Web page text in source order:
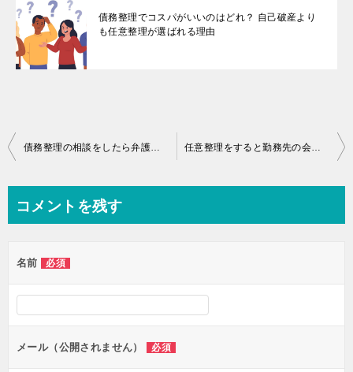
債務整理でコスパがいいのはどれ？ 自己破産より
も任意整理が選ばれる理由
投
ビ
ー
シ
ン
債務整理の相談をしたら弁護士や司法書士に怒られるの？ 任意整理をすると勤務先の会社にばれる？パート主婦でも大丈夫？
コメントを残す
名前 必須
メール（公開されません） 必須